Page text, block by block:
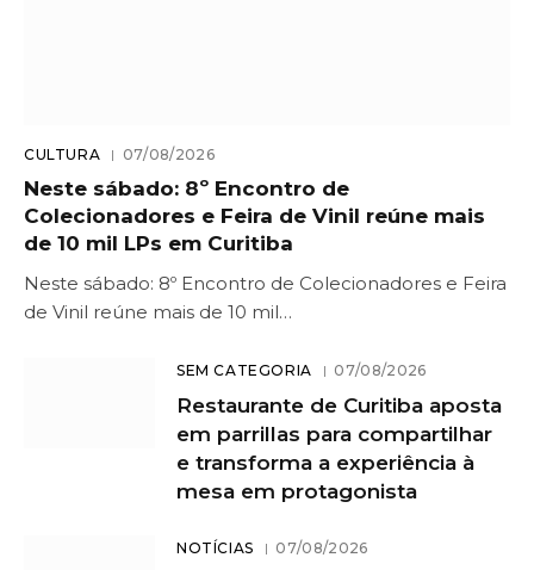
CULTURA 07/08/2026
Neste sábado: 8º Encontro de
Colecionadores e Feira de Vinil reúne mais
de 10 mil LPs em Curitiba
Neste sábado: 8º Encontro de Colecionadores e Feira
de Vinil reúne mais de 10 mil…
SEM CATEGORIA 07/08/2026
Restaurante de Curitiba aposta
em parrillas para compartilhar
e transforma a experiência à
mesa em protagonista
NOTÍCIAS 07/08/2026